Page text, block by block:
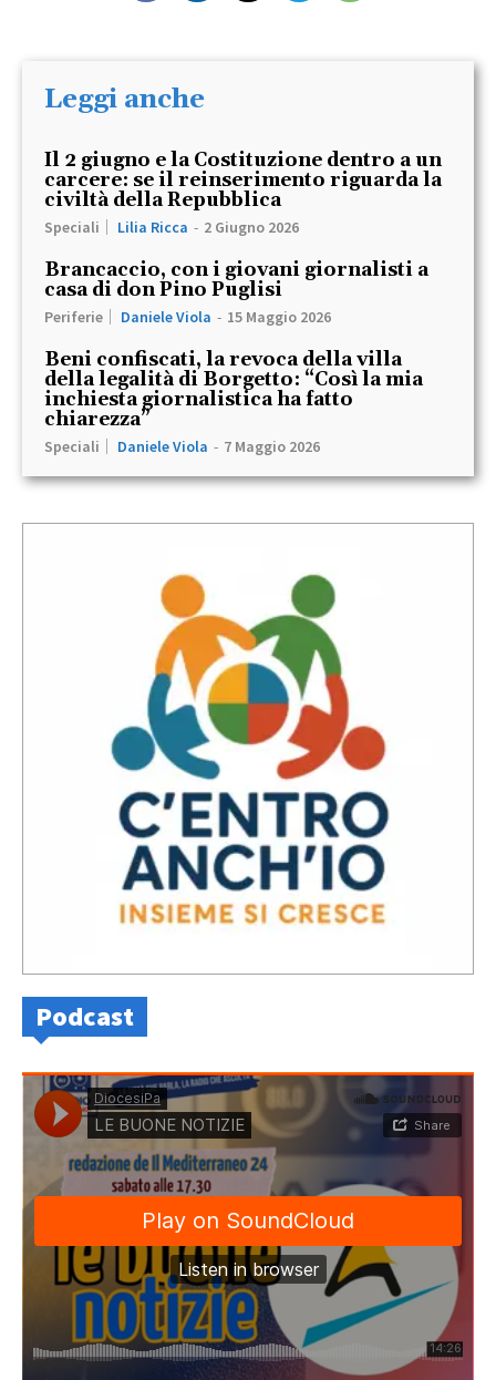
Leggi anche
Il 2 giugno e la Costituzione dentro a un
carcere: se il reinserimento riguarda la
civiltà della Repubblica
Speciali Lilia Ricca - 2 Giugno 2026
Brancaccio, con i giovani giornalisti a
casa di don Pino Puglisi
Periferie Daniele Viola - 15 Maggio 2026
Beni confiscati, la revoca della villa
della legalità di Borgetto: “Così la mia
inchiesta giornalistica ha fatto
chiarezza”
Speciali Daniele Viola - 7 Maggio 2026
Podcast